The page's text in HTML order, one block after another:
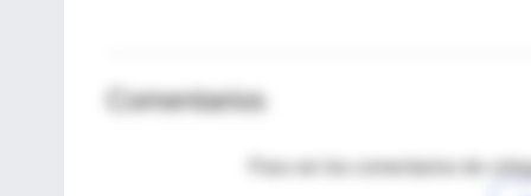
Comentarios
Para ver los comentarios de